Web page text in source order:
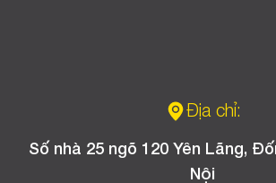
Địa chỉ:
Số nhà 25 ngõ 120 Yên Lãng,
Nội